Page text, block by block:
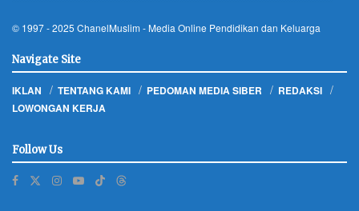
© 1997 - 2025 ChanelMuslim - Media Online Pendidikan dan Keluarga
Navigate Site
IKLAN TENTANG KAMI PEDOMAN MEDIA SIBER
REDAKSI
LOWONGAN KERJA
Follow Us